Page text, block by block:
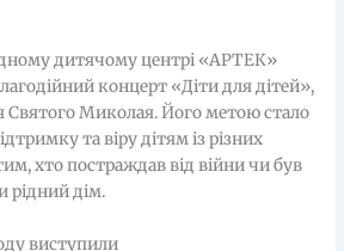
дитячому центрі «АРТЕК»
концерт «Діти для дітей»,
Святого Миколая. Його метою стало
та віру дітям із різних
хто постраждав від війни чи був
дім.
виступили